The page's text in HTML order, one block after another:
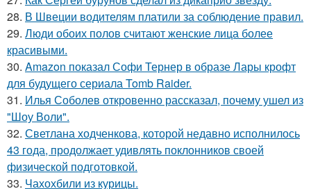
28. В Швеции водителям платили за соблюдение правил.
29. Люди обоих полов считают женские лица более
красивыми.
30. Amazon показал Софи Тернер в образе Лары крофт
для будущего сериала Tomb Raider.
31. Илья Соболев откровенно рассказал, почему ушел из
"Шоу Воли".
32. Светлана ходченкова, которой недавно исполнилось
43 года, продолжает удивлять поклонников своей
физической подготовкой.
33. Чахохбили из курицы.